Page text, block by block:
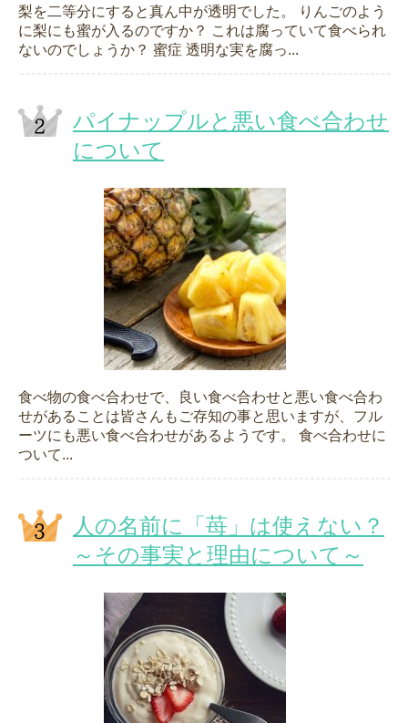
梨を二等分にすると真ん中が透明でした。 りんごのよう
に梨にも蜜が入るのですか？ これは腐っていて食べられ
ないのでしょうか？ 蜜症 透明な実を腐っ...
パイナップルと悪い食べ合わせ
について
食べ物の食べ合わせで、良い食べ合わせと悪い食べ合わ
せがあることは皆さんもご存知の事と思いますが、フル
ーツにも悪い食べ合わせがあるようです。 食べ合わせに
ついて...
人の名前に「苺」は使えない？
～その事実と理由について～